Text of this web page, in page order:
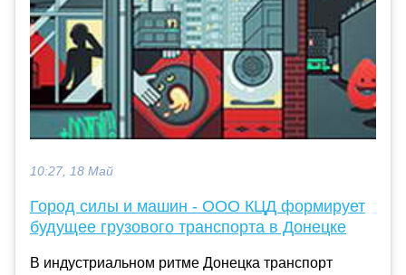
10:27, 18 Май
Город силы и машин - ООО КЦД формирует
будущее грузового транспорта в Донецке
В индустриальном ритме Донецка транспорт